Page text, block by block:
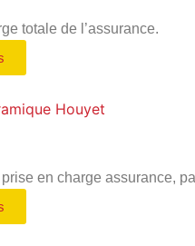
totale de l’assurance.
prise en charge assurance,